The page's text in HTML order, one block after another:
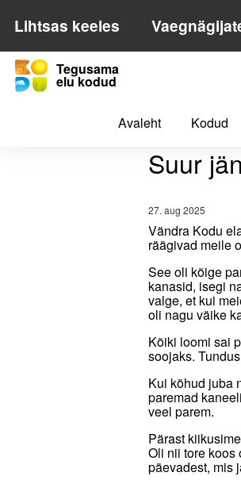
Lihtsas keeles
Tegusama
elu kodud
Avaleht Kodud
Suur jänes
Suur
27. aug 2025
Vändra Kodu
räägivad meile
See oli kõige
kanasid, isegi
valge, et kui
oli nagu väike
Kõiki loomi sai
soojaks.
Kui kõhud juba
paremad
veel parem.
Pärast
Oli nii tore koos
päevadest, mis